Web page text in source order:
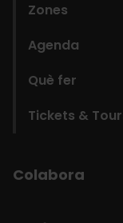
Zones
Agenda
Què fer
Tickets &
Colabora